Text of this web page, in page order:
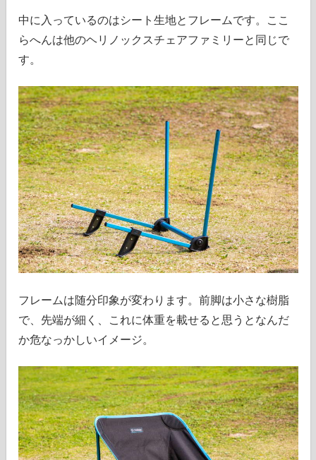
中に入っているのはシート生地とフレームです。ここ
らへんは他のヘリノックスチェアファミリーと同じで
す。
フレームは随分印象が変わります。前脚は小さな樹脂
で、先端が細く、これに体重を載せると思うとなんだ
か危なっかしいイメージ。